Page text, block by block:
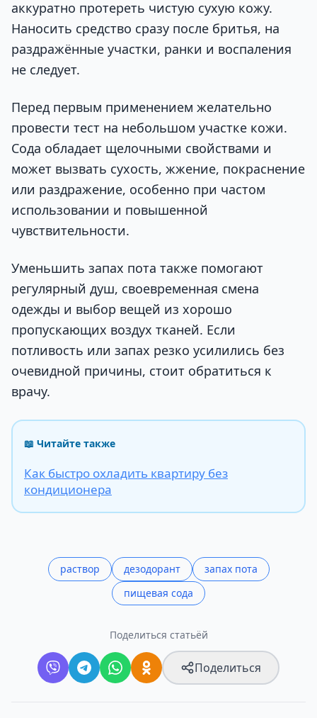
аккуратно протереть чистую сухую кожу.
Наносить средство сразу после бритья, на
раздражённые участки, ранки и воспаления
не следует.
Перед первым применением желательно
провести тест на небольшом участке кожи.
Сода обладает щелочными свойствами и
может вызвать сухость, жжение, покраснение
или раздражение, особенно при частом
использовании и повышенной
чувствительности.
Уменьшить запах пота также помогают
регулярный душ, своевременная смена
одежды и выбор вещей из хорошо
пропускающих воздух тканей. Если
потливость или запах резко усилились без
очевидной причины, стоит обратиться к
врачу.
📖 Читайте также
Как быстро охладить квартиру без
кондиционера
раствор дезодорант
запах пота
пищевая сода
Поделиться статьёй
Поделиться